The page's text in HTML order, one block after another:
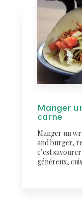
Manger
carne
Manger un
and burger,
c’est
généreux,